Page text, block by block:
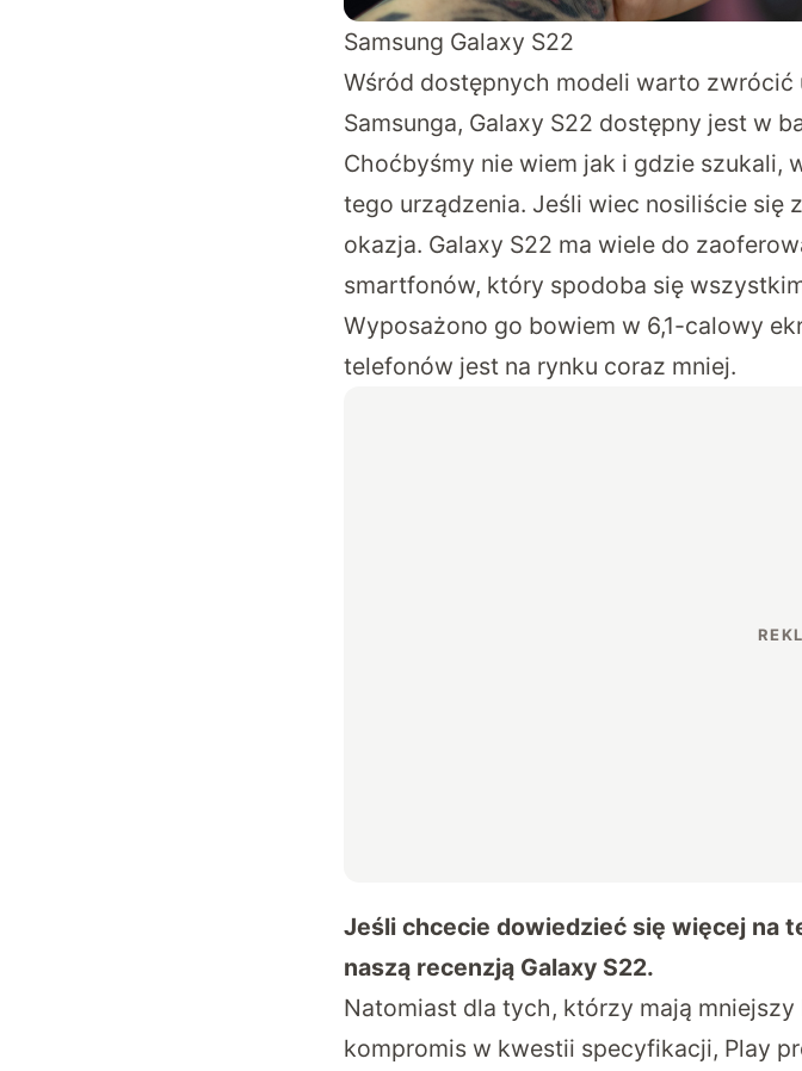
Samsung Galaxy S22
Wśród dostępnych modeli warto
Samsunga, Galaxy S22 dostępny jest w
Choćbyśmy nie wiem jak i gdzie szukali,
tego urządzenia. Jeśli wiec nosiliście się
okazja. Galaxy S22 ma wiele do
smartfonów, który spodoba się
Wyposażono go bowiem w 6,1-calowy
telefonów jest na rynku coraz mniej.
Jeśli chcecie dowiedzieć się więcej na
naszą recenzją Galaxy S22.
Natomiast dla tych, którzy mają
kompromis w kwestii specyfikacji, Play